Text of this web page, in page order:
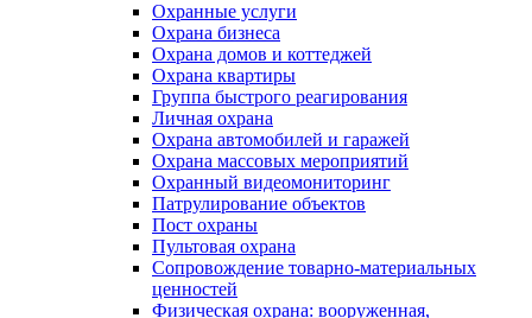
Охранные услуги
Охрана бизнеса
Охрана домов и коттеджей
Охрана квартиры
Группа быстрого реагирования
Личная охрана
Охрана автомобилей и гаражей
Охрана массовых мероприятий
Охранный видеомониторинг
Патрулирование объектов
Пост охраны
Пультовая охрана
Сопровождение товарно-материальных
ценностей
Физическая охрана: вооруженная,